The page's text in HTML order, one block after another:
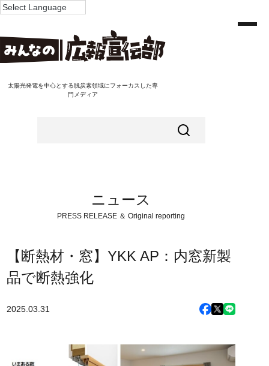
太陽光発電を中心とする脱炭素領域にフォーカスした専
門メディア
ニュース
PRESS RELEASE ＆ Original reporting
【断熱材・窓】YKK AP：内窓新製
品で断熱強化
2025.03.31